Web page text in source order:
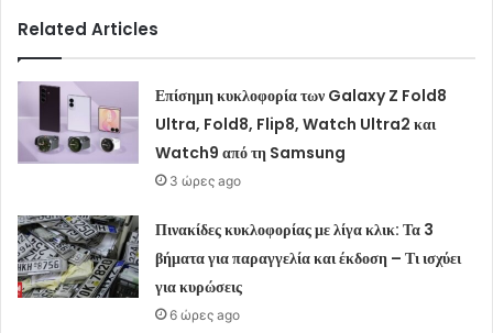
Related Articles
Επίσημη κυκλοφορία των Galaxy Z Fold8
Ultra, Fold8, Flip8, Watch Ultra2 και
Watch9 από τη Samsung
3 ώρες ago
Πινακίδες κυκλοφορίας με λίγα κλικ: Τα 3
βήματα για παραγγελία και έκδοση – Τι ισχύει
για κυρώσεις
6 ώρες ago